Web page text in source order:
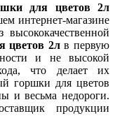
для цветов 2л
интернет-магазине
цветов 2л в первую
и не высокой
что делает их
горшки для цветов
и весьма недороги.
продукции